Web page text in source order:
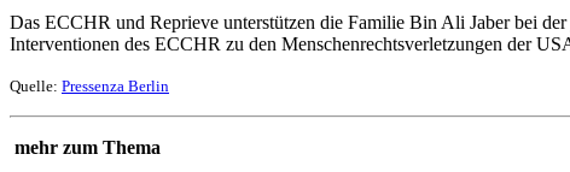
Das ECCHR und Reprieve unterstützen die Familie Bin Ali Jaber bei
Interventionen des ECCHR zu den Menschenrechtsverletzungen der
Quelle: Pressenza Berlin
mehr zum Thema